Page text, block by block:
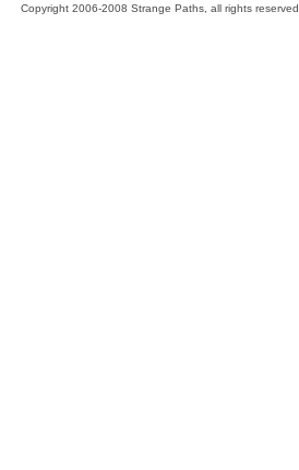
Copyright 2006-2008 Strange Paths, all rights reserved.